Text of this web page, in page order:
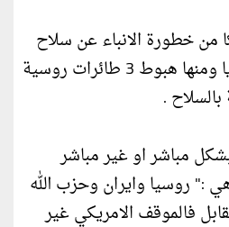
من خطورة الانباء عن سلاح
روسي يرسل الى سوريا ومنها هبوط 3 طائرات روسية
.
مباشر او غير مباشر
:" روسيا وايران وحزب الله
فالموقف الامريكي غير